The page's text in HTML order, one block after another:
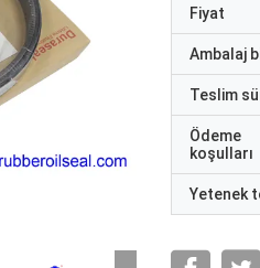
Fiyat
Ambalaj
Teslim
Ödeme
koşulları
Yetenek